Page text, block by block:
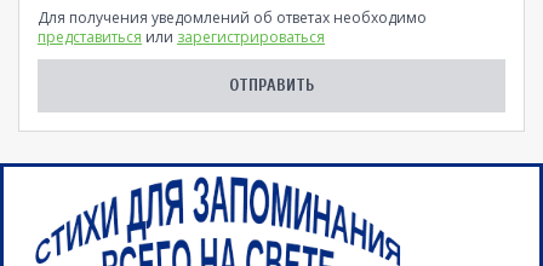
Для получения уведомлений об ответах необходимо
представиться или зарегистрироваться